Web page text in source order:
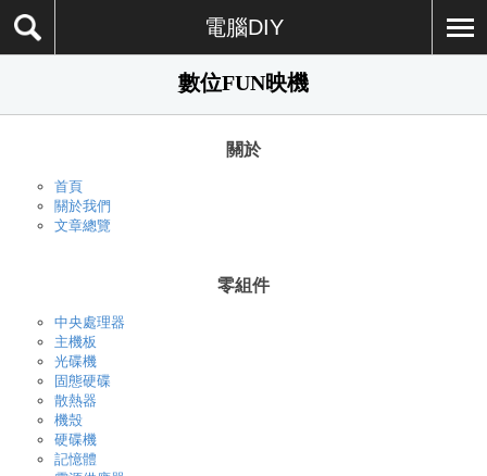
電腦DIY
數位FUN映機
關於
首頁
關於我們
文章總覽
零組件
中央處理器
主機板
光碟機
固態硬碟
散熱器
機殼
硬碟機
記憶體